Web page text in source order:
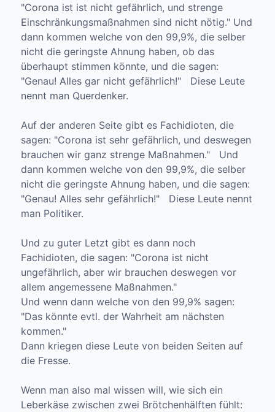
"Corona ist ist nicht gefährlich, und strenge
Einschränkungsmaßnahmen sind nicht nötig." Und
dann kommen welche von den 99,9%, die selber
nicht die geringste Ahnung haben, ob das
überhaupt stimmen könnte, und die sagen:
"Genau! Alles gar nicht gefährlich!" Diese Leute
nennt man Querdenker.
Auf der anderen Seite gibt es Fachidioten, die
sagen: "Corona ist sehr gefährlich, und deswegen
brauchen wir ganz strenge Maßnahmen." Und
dann kommen welche von den 99,9%, die selber
nicht die geringste Ahnung haben, und die sagen:
"Genau! Alles sehr gefährlich!" Diese Leute nennt
man Politiker.
Und zu guter Letzt gibt es dann noch
Fachidioten, die sagen: "Corona ist nicht
ungefährlich, aber wir brauchen deswegen vor
allem angemessene Maßnahmen."
Und wenn dann welche von den 99,9% sagen:
"Das könnte evtl. der Wahrheit am nächsten
kommen."
Dann kriegen diese Leute von beiden Seiten auf
die Fresse.
Wenn man also mal wissen will, wie sich ein
Leberkäse zwischen zwei Brötchenhälften fühlt: